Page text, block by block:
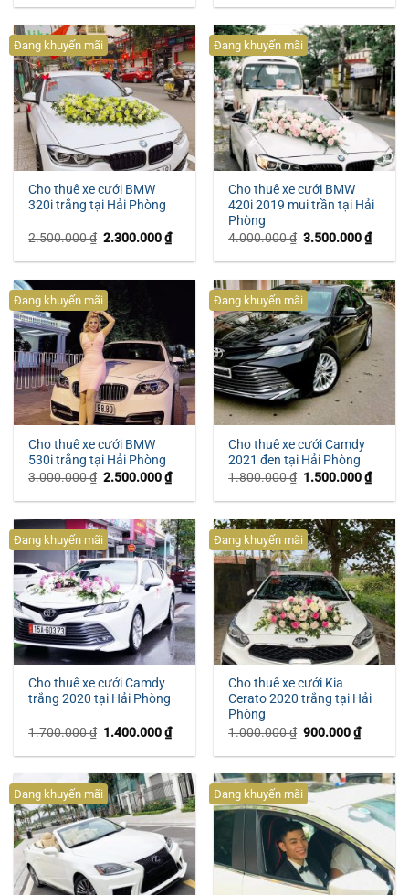
là:
tại
3.600.000 ₫.
là:
tại
Đang khuyến mãi
Cho thuê xe cưới BMW
320i trắng tại Hải Phòng
2.500.000₫ Giá
là:
2.300.000₫Giá
hiện
tại
2.300.000 ₫.
Đang khuyến mãi
Cho thuê xe cưới BMW
420i 2019 mui trần tại Hải
Phòng
4.000.000₫ Giá
là:
3.500.000₫Giá
hiện
tại
Đang khuyến mãi
Cho thuê xe cưới BMW
530i trắng tại Hải Phòng
3.000.000₫ Giá
là:
2.500.000₫Giá
hiện
tại
2.500.000 ₫.
Đang khuyến mãi
Cho thuê xe cưới Camdy
2021 đen tại Hải Phòng
1.800.000₫ Giá
là:
1.500.000₫Giá
hiện
tại
Đang khuyến mãi
Cho thuê xe cưới Camdy
trắng 2020 tại Hải Phòng
1.700.000₫ Giá
là:
1.400.000₫Giá
hiện
tại
1.400.000 ₫.
Đang khuyến mãi
Cho thuê xe cưới Kia
Cerato 2020 trắng tại Hải
Phòng
1.000.000₫ Giá
là:
900.000₫Giá
hiện
tại
Đang khuyến mãi Đang khuyến mãi